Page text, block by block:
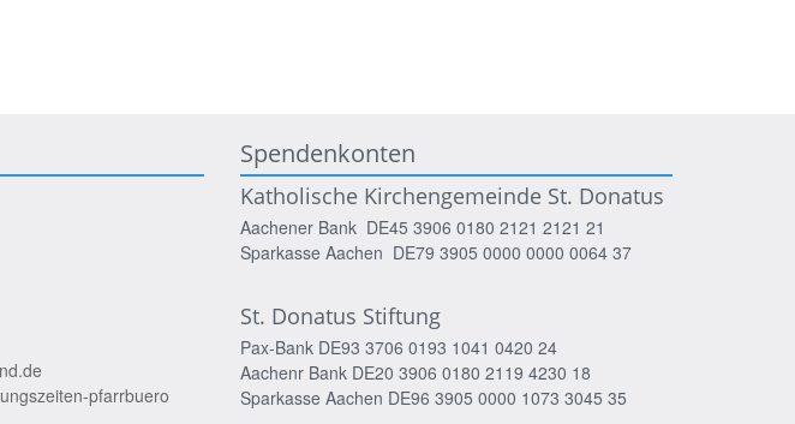
pfarrbuero
Spendenkonten
Katholische Kirchengemeinde St. Donatus
Aachener Bank DE45 3906 0180 2121 2121 21
Sparkasse Aachen DE79 3905 0000 0000 0064 37
St. Donatus Stiftung
Pax-Bank DE93 3706 0193 1041 0420 24
Aachenr Bank DE20 3906 0180 2119 4230 18
Sparkasse Aachen DE96 3905 0000 1073 3045 35